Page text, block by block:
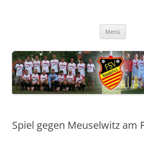
Menü
Spiel gegen Meuselwitz am